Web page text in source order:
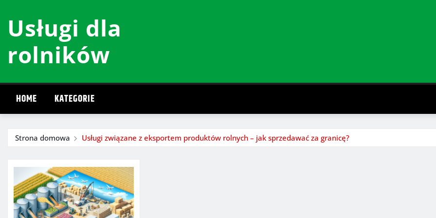
do
treściUsługi dla
rolników
HOME KATEGORIE
Strona domowa Usługi związane z eksportem produktów rolnych – jak sprzedawać za granicę?